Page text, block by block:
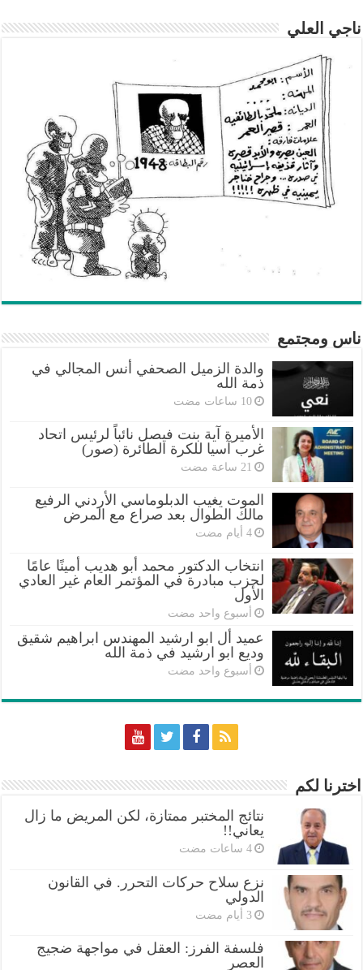
ناجي العلي
ناس ومجتمع
والدة الزميل الصحفي أنس المجالي في
ذمة الله
الأميرة آية بنت فيصل نائباً لرئيس اتحاد
غرب آسيا للكرة الطائرة (صور)
الموت يغيب الدبلوماسي الأردني الرفيع
مالك الطوال بعد صراع مع المرض
انتخاب الدكتور محمد أبو هديب أمينًا عامًا
لحزب مبادرة في المؤتمر العام غير العادي
الأول
‏أسبوع واحد مضت
عميد أل ابو ارشيد المهندس ابراهيم شقيق
وديع ابو ارشيد في ذمة الله
‏أسبوع واحد مضت
اخترنا لكم
نتائج المختبر ممتازة، لكن المريض ما زال
يعاني!!
نزع سلاح حركات التحرر. في القانون
الدولي
فلسفة الفرز: العقل في مواجهة ضجيج
العصر